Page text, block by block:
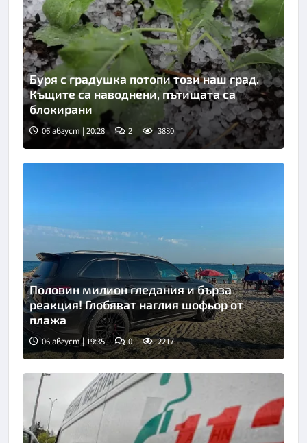
Буря с градушка потопи този наш град.
Къщите са наводнени, пътищата са
блокирани
06 август | 20:28 2 3880
Половин милион гледания и бърза
реакция! Глобяват наглия шофьор от
плажа
06 август | 19:35 0 2217